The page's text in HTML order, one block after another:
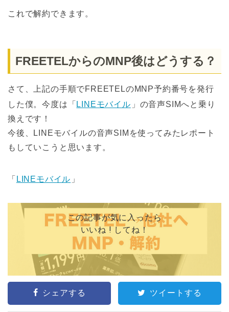
これで解約できます。
FREETELからのMNP後はどうする？
さて、上記の手順でFREETELのMNP予約番号を発行
した僕。今度は「 LINEモバイル 」の音声SIMへと乗り
換えです！
今後、LINEモバイルの音声SIMを使ってみたレポート
もしていこうと思います。
「 LINEモバイル 」
この記事が気に入ったら
いいね ! してね！
シェアする ツイートする